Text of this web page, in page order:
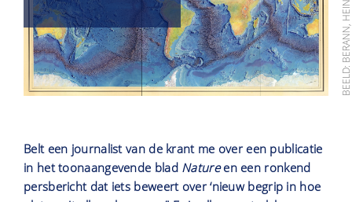
Belt een journalist van de krant me over een publicatie
in het toonaangevende blad Natureen een ronkend
persbericht dat iets beweert over ‘nieuw begrip in hoe